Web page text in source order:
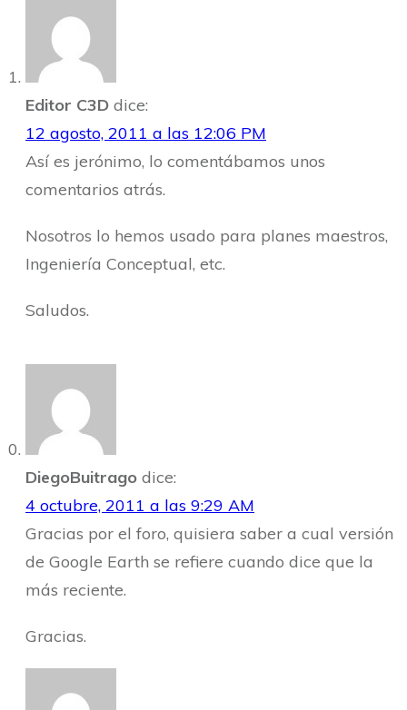
Editor C3D dice:
12 agosto, 2011 a las 12:06 PM
Así es jerónimo, lo comentábamos unos
comentarios atrás.
Nosotros lo hemos usado para planes maestros,
Ingeniería Conceptual, etc.
Saludos.
DiegoBuitrago dice:
4 octubre, 2011 a las 9:29 AM
Gracias por el foro, quisiera saber a cual versión
de Google Earth se refiere cuando dice que la
más reciente.
Gracias.